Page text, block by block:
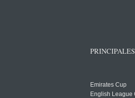
Emirates Cup
English League